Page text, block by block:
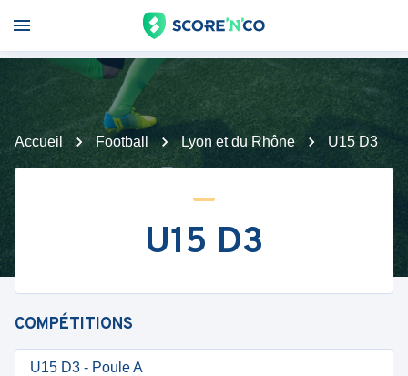
Accueil Football Lyon et du Rhône U15 D3
U15 D3
COMPÉTITIONS
U15 D3 - Poule A